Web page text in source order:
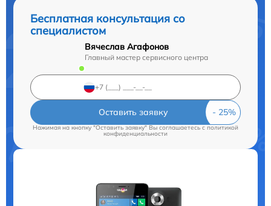
Бесплатная консультация со
специалистом
Вячеслав Агафонов
Главный мастер сервисного центра
Оставить заявку
Нажимая на кнопку "Оставить заявку" Вы соглашаетесь cполитикой
конфиденциальности